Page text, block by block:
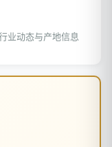
业动态与产地信息